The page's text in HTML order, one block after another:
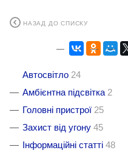
НАЗАД ДО СПИСКУ
Автосвітло 24
Амбієнтна підсвітка 2
Головні пристрої 25
Захист від угону 45
Інформаційні статті 48